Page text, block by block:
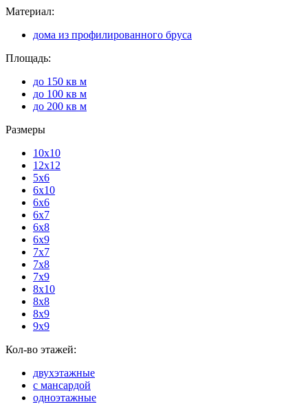
Материал:
дома из профилированного бруса
Площадь:
до 150 кв м
до 100 кв м
до 200 кв м
Размеры
10x10
12x12
5x6
6x10
6x6
6x7
6x8
6x9
7x7
7x8
7x9
8x10
8x8
8x9
9x9
Кол-во этажей:
двухэтажные
с мансардой
одноэтажные